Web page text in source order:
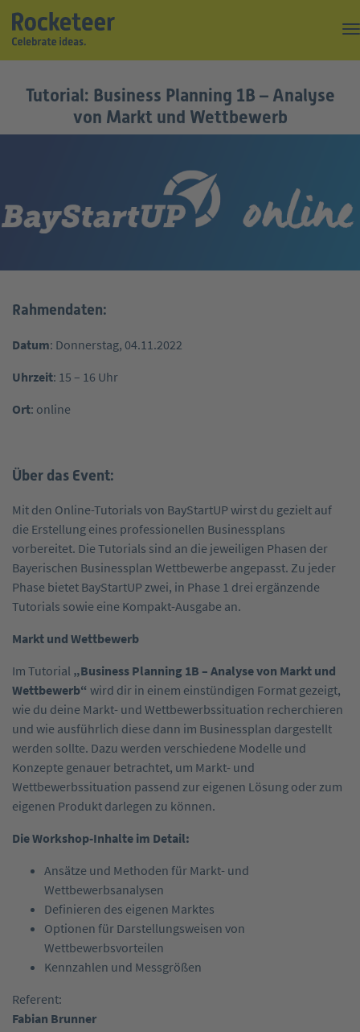
Top of the Rock
Events
Suche
Tutorial: Business Planning 1B – Analyse
von Markt und Wettbewerb
Rahmendaten:
Datum: Donnerstag, 04.11.2022
Uhrzeit: 15 – 16 Uhr
Ort: online
Über das Event:
Mit den Online-Tutorials von BayStartUP wirst du gezielt auf
die Erstellung eines professionellen Businessplans
vorbereitet. Die Tutorials sind an die jeweiligen Phasen der
Bayerischen Businessplan Wettbewerbe angepasst. Zu jeder
Phase bietet BayStartUP zwei, in Phase 1 drei ergänzende
Tutorials sowie eine Kompakt-Ausgabe an.
Markt und Wettbewerb
Im Tutorial „Business Planning 1B – Analyse von Markt und
Wettbewerb“ wird dir in einem einstündigen Format gezeigt,
wie du deine Markt- und Wettbewerbssituation recherchieren
und wie ausführlich diese dann im Businessplan dargestellt
werden sollte. Dazu werden verschiedene Modelle und
Konzepte genauer betrachtet, um Markt- und
Wettbewerbssituation passend zur eigenen Lösung oder zum
eigenen Produkt darlegen zu können.
Die Workshop-Inhalte im Detail:
Ansätze und Methoden für Markt- und
Wettbewerbsanalysen
Definieren des eigenen Marktes
Optionen für Darstellungsweisen von
Wettbewerbsvorteilen
Kennzahlen und Messgrößen
Referent:
Fabian Brunner